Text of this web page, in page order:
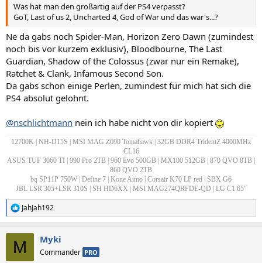
Was hat man den großartig auf der PS4 verpasst?
GoT, Last of us 2, Uncharted 4, God of War und das war's...?
Ne da gabs noch Spider-Man, Horizon Zero Dawn (zumindest
noch bis vor kurzem exklusiv), Bloodbourne, The Last
Guardian, Shadow of the Colossus (zwar nur ein Remake),
Ratchet & Clank, Infamous Second Son.
Da gabs schon einige Perlen, zumindest für mich hat sich die
PS4 absolut gelohnt.
@nschlichtmann nein ich habe nicht von dir kopiert
12700K | NH-D15S | MSI MAG Z690 Tomahawk | 32GB DDR4 TridentZ 4000MHz
CL16
ASUS TUF 3060 TI | 990 Pro 2TB | 960 Evo 500GB | MX100 512GB | 870 QVO 8TB |
860 QVO 2TB
bq SP11P 750W | Define 7 | Kone Aimo | Corsair K70 LP red | SBX G6
JBL LSR 305+LSR 310S | SH HD6XX | MSI MAG274QRFDE-QD | LG C1 65"
R
e
JahJah192
M Myki
Commander PRO